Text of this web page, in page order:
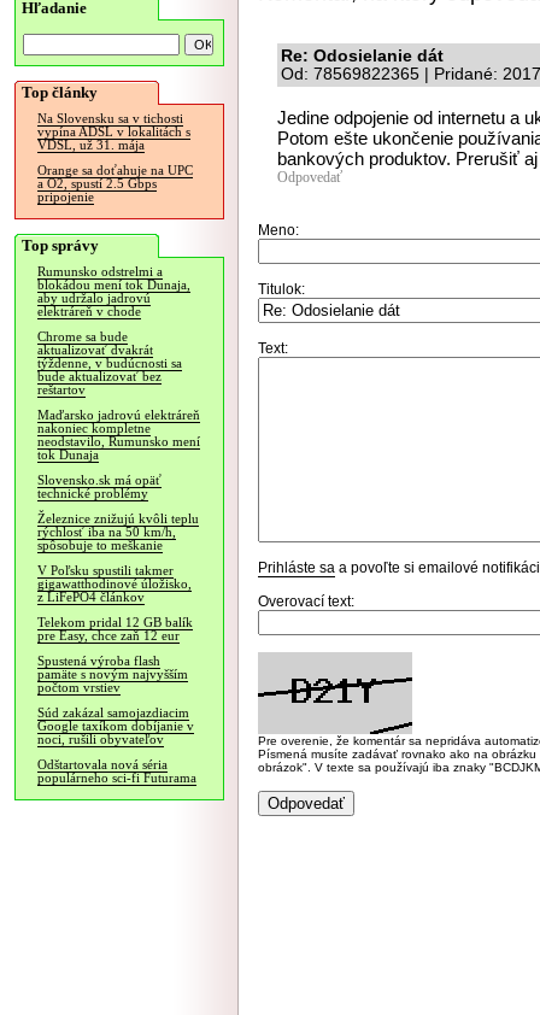
Hľadanie
Top články
Na Slovensku sa v tichosti
vypína ADSL v lokalitách s
VDSL, už 31. mája
Orange sa doťahuje na UPC
a O2, spustí 2.5 Gbps
pripojenie
Top správy
Rumunsko odstrelmi a
blokádou mení tok Dunaja,
aby udržalo jadrovú
elektráreň v chode
Chrome sa bude
aktualizovať dvakrát
týždenne, v budúcnosti sa
bude aktualizovať bez
reštartov
Maďarsko jadrovú elektráreň
nakoniec kompletne
neodstavilo, Rumunsko mení
tok Dunaja
Slovensko.sk má opäť
technické problémy
Železnice znižujú kvôli teplu
rýchlosť iba na 50 km/h,
spôsobuje to meškanie
V Poľsku spustili takmer
gigawatthodinové úložisko,
z LiFePO4 článkov
Telekom pridal 12 GB balík
pre Easy, chce zaň 12 eur
Spustená výroba flash
pamäte s novým najvyšším
počtom vrstiev
Súd zakázal samojazdiacim
Google taxíkom dobíjanie v
noci, rušili obyvateľov
Odštartovala nová séria
populárneho sci-fi Futurama
Re: Odosielanie dát
Od: 78569822365 | Pridané:
Jedine odpojenie od internetu a
Potom ešte ukončenie
bankových produktov. Prerušiť
Odpovedať
Meno:
Titulok:
Text:
Prihláste sa a povoľte si emailové
Overovací text:
Pre overenie, že komentár sa nepridáva
Písmená musíte zadávať rovnako ako na
obrázok". V texte sa používajú iba znaky